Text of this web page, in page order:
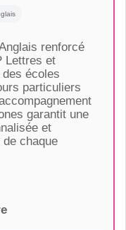
renforcé
Lettres et
écoles
particuliers
garantit une
et
chaque